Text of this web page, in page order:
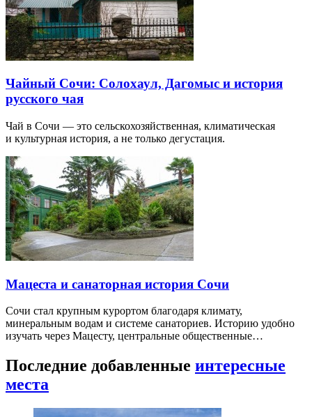
Чайный Сочи: Солохаул, Дагомыс и история
русского чая
Чай в Сочи — это сельскохозяйственная, климатическая
и культурная история, а не только дегустация.
Мацеста и санаторная история Сочи
Сочи стал крупным курортом благодаря климату,
минеральным водам и системе санаториев. Историю удобно
изучать через Мацесту, центральные общественные…
Последние добавленные интересные
места